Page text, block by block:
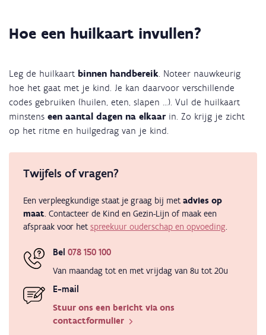
Hoe een huilkaart invullen?
Leg de huilkaart binnen handbereik. Noteer nauwkeurig
hoe het gaat met je kind. Je kan daarvoor verschillende
codes gebruiken (huilen, eten, slapen …). Vul de huilkaart
minstens een aantal dagen na elkaarin. Zo krijg je zicht
op het ritme en huilgedrag van je kind.
Twijfels of vragen?
Een verpleegkundige staat je graag bij metadvies op
maat. Contacteer de Kind en Gezin-Lijn of maak een
afspraak voor hetspreekuur ouderschap en opvoeding.
Bel 078 150 100
Van maandag tot en met vrijdag van 8u tot 20u
E-mail
Stuur ons een bericht via ons
contactformulier